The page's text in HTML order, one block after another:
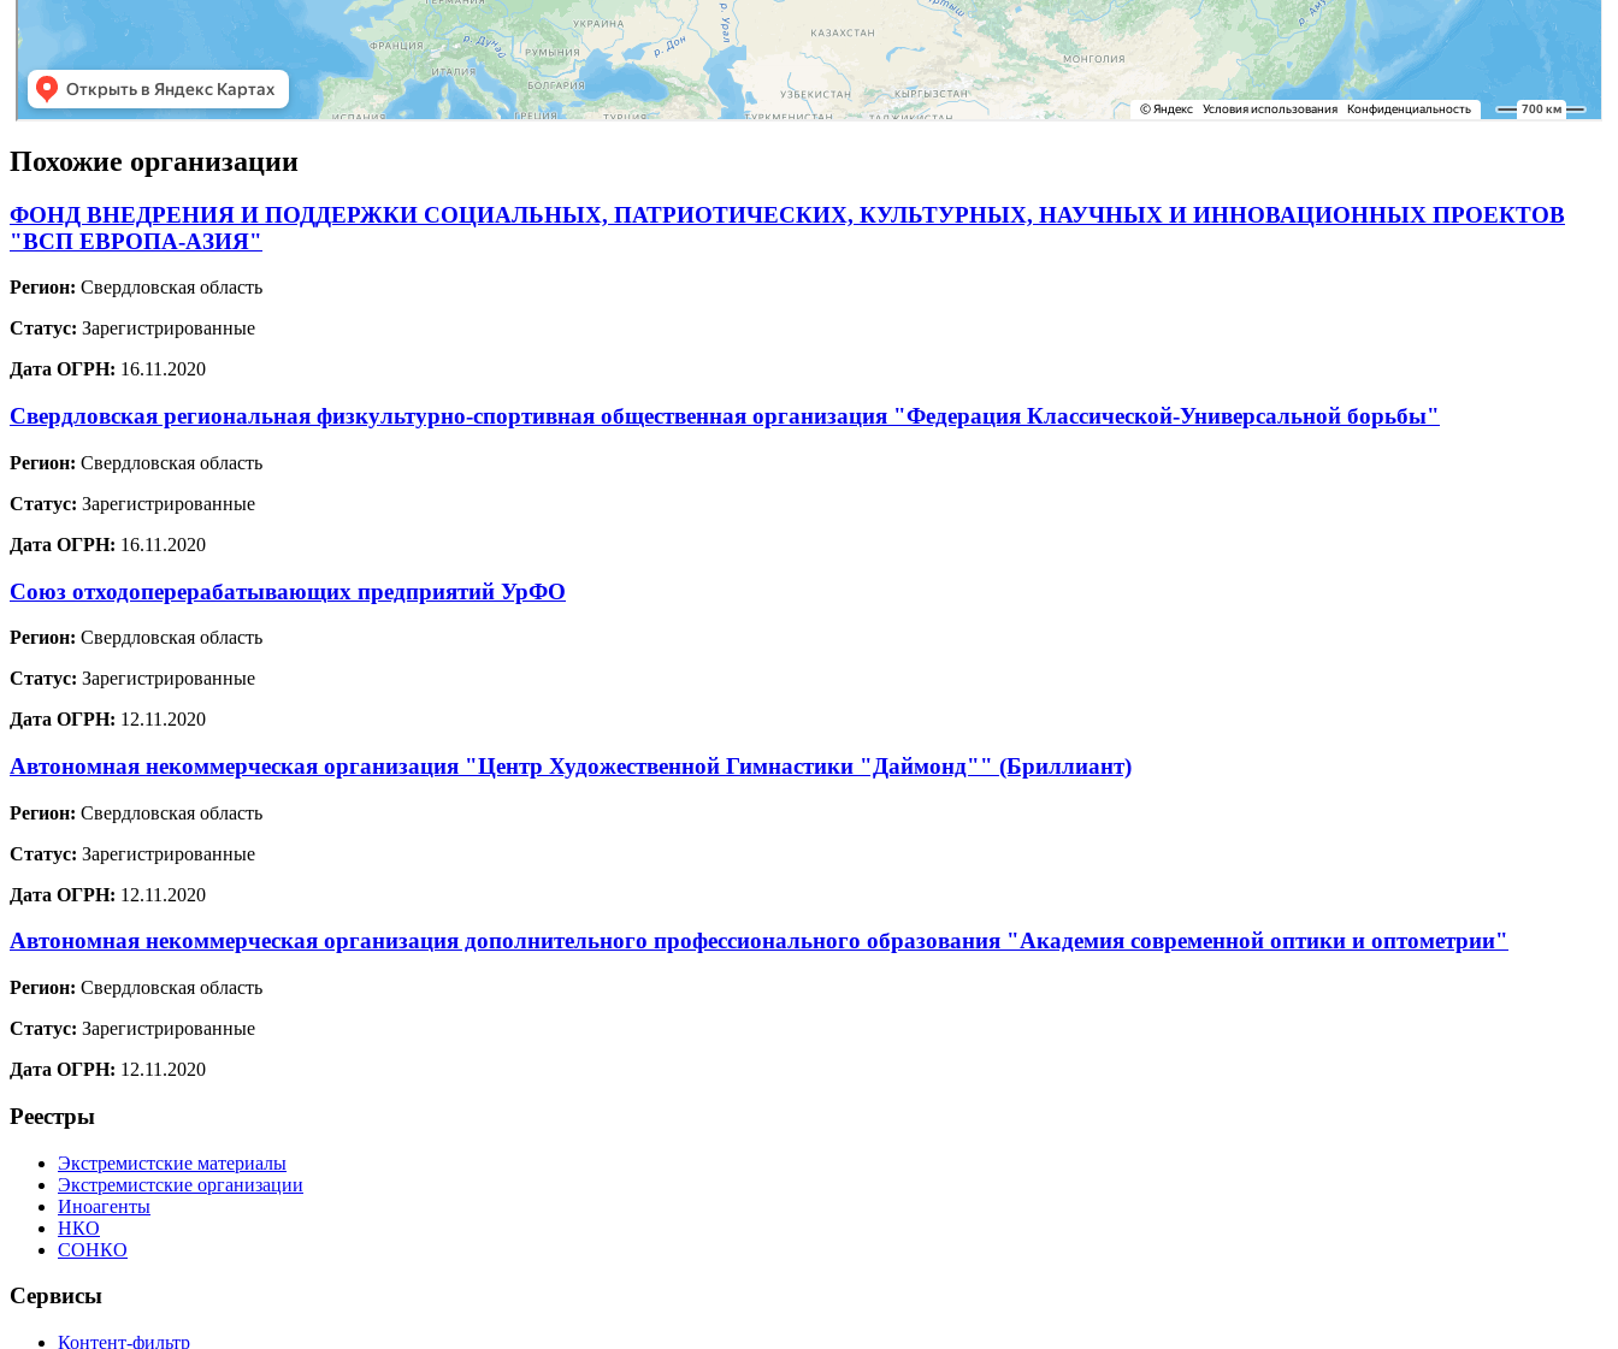
Похожие организации
ФОНД ВНЕДРЕНИЯ И ПОДДЕРЖКИ СОЦИАЛЬНЫХ, ПАТРИОТИЧЕСКИХ, КУЛЬТУРНЫХ, НАУЧНЫХ И ИННОВАЦИОННЫХ ПРОЕКТОВ
"ВСП ЕВРОПА-АЗИЯ"
Регион: Свердловская область
Статус: Зарегистрированные
Дата ОГРН: 16.11.2020
Свердловская региональная физкультурно-спортивная общественная организация "Федерация Классической-Универсальной борьбы"
Регион: Свердловская область
Статус: Зарегистрированные
Дата ОГРН: 16.11.2020
Союз отходоперерабатывающих предприятий УрФО
Регион: Свердловская область
Статус: Зарегистрированные
Дата ОГРН: 12.11.2020
Автономная некоммерческая организация "Центр Художественной Гимнастики "Даймонд"" (Бриллиант)
Регион: Свердловская область
Статус: Зарегистрированные
Дата ОГРН: 12.11.2020
Автономная некоммерческая организация дополнительного профессионального образования "Академия современной оптики и оптометрии"
Регион: Свердловская область
Статус: Зарегистрированные
Дата ОГРН: 12.11.2020
Реестры
Экстремистские материалы
Экстремистские организации
Иноагенты
НКО
СОНКО
Сервисы
Контент-фильтр